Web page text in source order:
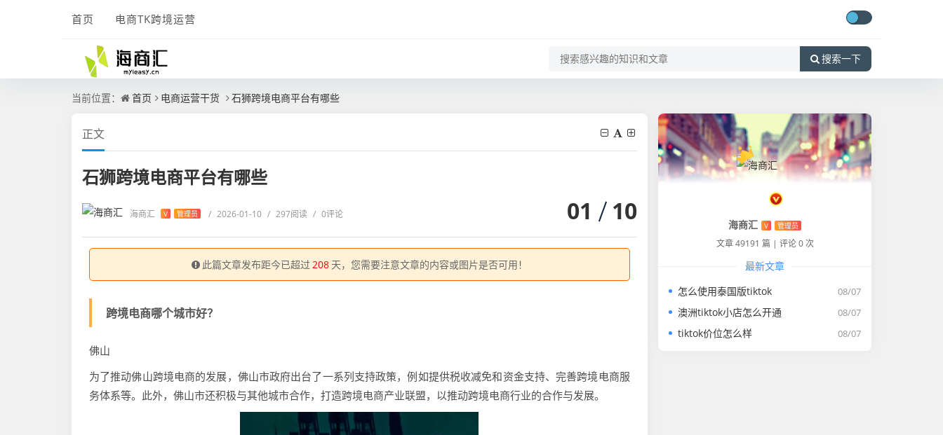
首页 电商TK跨境运营
搜索一下
当前位置： 首页 电商运营干货 石狮跨境电商平台有哪些
正文
石狮跨境电商平台有哪些
海商汇 V 管理员 / 2026-01-10 / 297阅读 / 0评论 01 10
此篇文章发布距今已超过 208 天，您需要注意文章的内容或图片是否可用！
跨境电商哪个城市好？
佛山
为了推动佛山跨境电商的发展，佛山市政府出台了一系列支持政策，例如提供税收减免和资金支持、完善跨境电商服
务体系等。此外，佛山市还积极与其他城市合作，打造跨境电商产业联盟，以推动跨境电商行业的合作与发展。
海商汇 V 管理员
文章 49191 篇 | 评论 0 次
最新文章
08/07
怎么使用泰国版tiktok
08/07
澳洲tiktok小店怎么开通
08/07
tiktok价位怎么样